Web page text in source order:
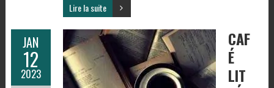
Lire la suite
JAN
12
2023
CAF
É
LIT